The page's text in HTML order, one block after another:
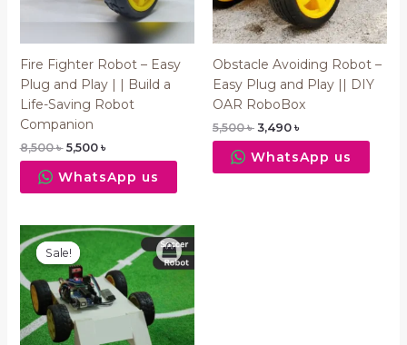
Fire Fighter Robot – Easy
Plug and Play | | Build a
Life-Saving Robot
Companion
8,500৳ 5,500 ৳
WhatsApp us
Obstacle Avoiding Robot –
Easy Plug and Play || DIY
OAR RoboBox
5,500৳ 3,490 ৳
WhatsApp us
Sale!
Sale!
Original
price
was:
5,461 ৳ .
Current
is:
3,261 ৳ .